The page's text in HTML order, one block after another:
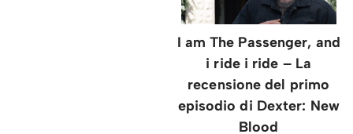
I am The Passenger, and
i ride i ride – La
recensione del primo
episodio di Dexter: New
Blood